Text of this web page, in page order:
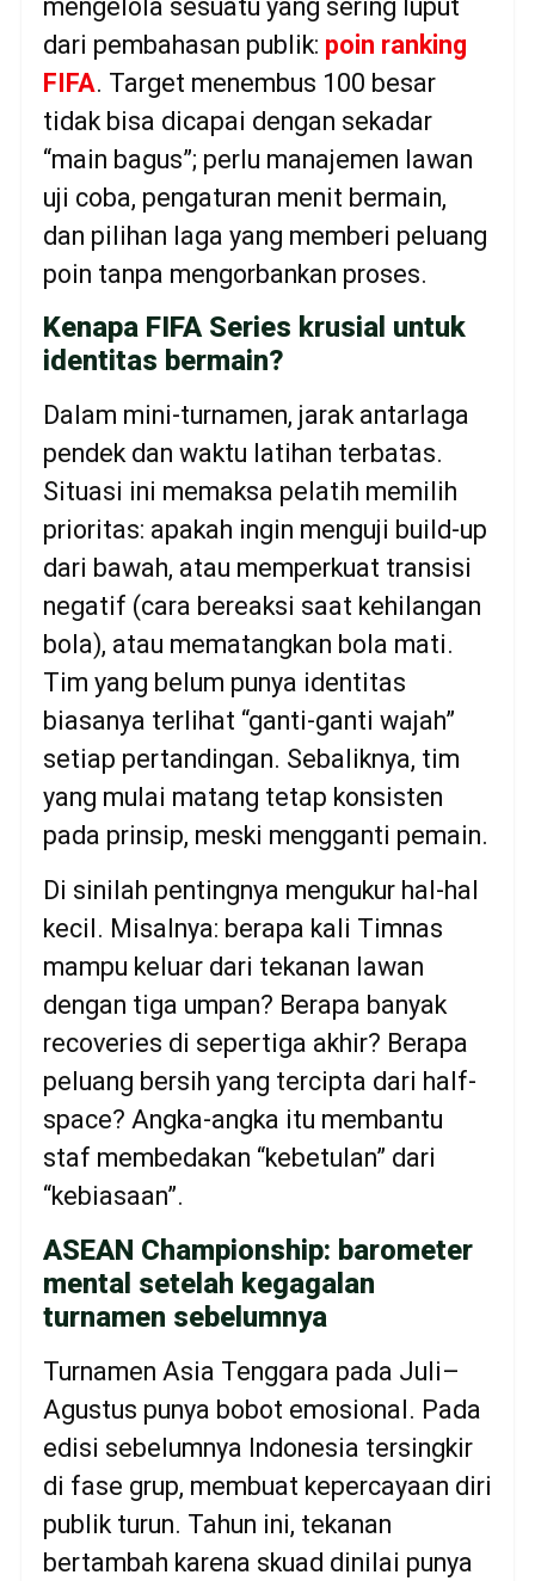
mengelola sesuatu yang sering luput
dari pembahasan publik: poin ranking
FIFA. Target menembus 100 besar
tidak bisa dicapai dengan sekadar
“main bagus”; perlu manajemen lawan
uji coba, pengaturan menit bermain,
dan pilihan laga yang memberi peluang
poin tanpa mengorbankan proses.
Kenapa FIFA Series krusial untuk
identitas bermain?
Dalam mini-turnamen, jarak antarlaga
pendek dan waktu latihan terbatas.
Situasi ini memaksa pelatih memilih
prioritas: apakah ingin menguji build-up
dari bawah, atau memperkuat transisi
negatif (cara bereaksi saat kehilangan
bola), atau mematangkan bola mati.
Tim yang belum punya identitas
biasanya terlihat “ganti-ganti wajah”
setiap pertandingan. Sebaliknya, tim
yang mulai matang tetap konsisten
pada prinsip, meski mengganti pemain.
Di sinilah pentingnya mengukur hal-hal
kecil. Misalnya: berapa kali Timnas
mampu keluar dari tekanan lawan
dengan tiga umpan? Berapa banyak
recoveries di sepertiga akhir? Berapa
peluang bersih yang tercipta dari half-
space? Angka-angka itu membantu
staf membedakan “kebetulan” dari
“kebiasaan”.
ASEAN Championship: barometer
mental setelah kegagalan
turnamen sebelumnya
Turnamen Asia Tenggara pada Juli–
Agustus punya bobot emosional. Pada
edisi sebelumnya Indonesia tersingkir
di fase grup, membuat kepercayaan diri
publik turun. Tahun ini, tekanan
bertambah karena skuad dinilai punya